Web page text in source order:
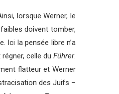
lorsque Werner, le
doivent tomber,
Ici la pensée libre n’a
celle du Führer.
flatteur et Werner
des Juifs –